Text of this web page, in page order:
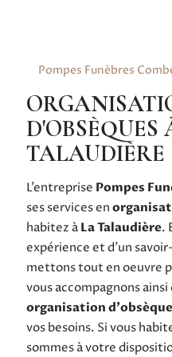
Pompes Funèbres
ORGANISATION
D'OBSÈQUES
TALAUDIÈRE
L’entreprise Pompes
ses services en
habitez àLa Talaudière.
expérience et d’un
mettons tout en oeuvre
vous accompagnons
organisation
vos besoins. Si vous
sommes à votre